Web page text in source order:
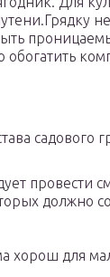
садового
провести
должно
хорош для